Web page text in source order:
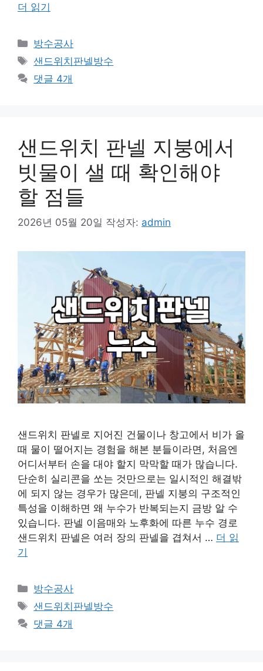
더 읽기
카
테
리
방수공사
태
그
샌드위치판넬방수
댓글 4개
샌드위치 판넬 지붕에서
빗물이 샐 때 확인해야
할 점들
2026년 05월 20일 작성자: admin
샌드위치 판넬로 지어진 건물이나 창고에서 비가 올
때 물이 떨어지는 경험을 해본 분들이라면, 처음엔
어디서부터 손을 대야 할지 막막할 때가 많습니다.
단순히 실리콘을 쏘는 것만으로는 일시적인 해결밖
에 되지 않는 경우가 많은데, 판넬 지붕의 구조적인
특성을 이해하면 왜 누수가 반복되는지 금방 알 수
있습니다. 판넬 이음매와 노후화에 따른 누수 경로
샌드위치 판넬은 여러 장의 판넬을 겹쳐서 … 더 읽
기
카
테
리
방수공사
태
그
샌드위치판넬방수
댓글 4개